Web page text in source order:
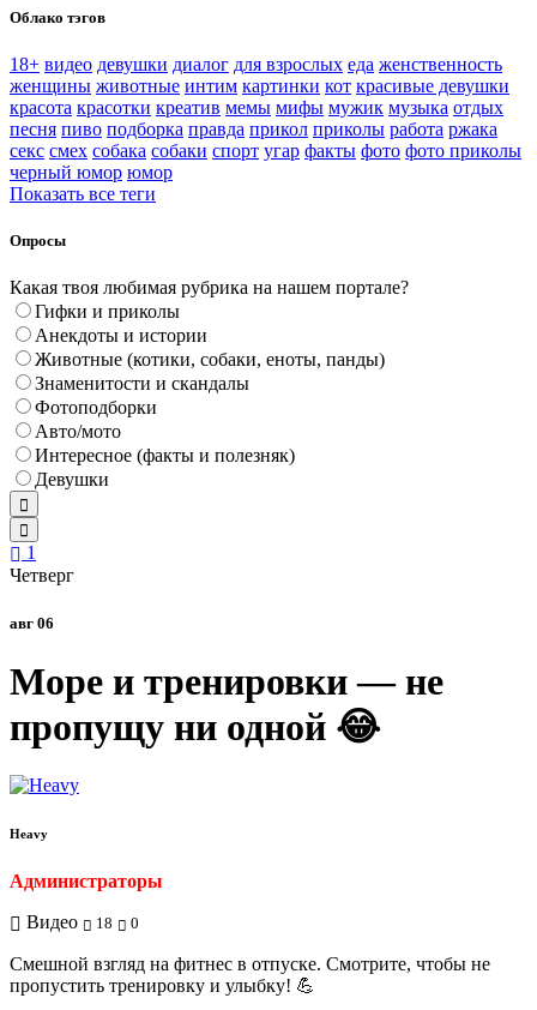
Облако тэгов
18+ видео девушки диалог для взрослых еда женственность
женщины животные интим картинки кот красивые девушки
красота красотки креатив мемы мифы мужик музыка отдых
песня пиво подборка правда прикол приколы работа ржака
секс смех собака собаки спорт угар факты фото фото приколы
черный юмор юмор
Показать все теги
Опросы
Какая твоя любимая рубрика на нашем портале?
Гифки и приколы
Анекдоты и истории
Животные (котики, собаки, еноты, панды)
Знаменитости и скандалы
Фотоподборки
Авто/мото
Интересное (факты и полезняк)
Девушки
1
Четверг
авг 06
Море и тренировки — не
пропущу ни одной 😂
Heavy
Администраторы
Видео
18 0
Смешной взгляд на фитнес в отпуске. Смотрите, чтобы не
пропустить тренировку и улыбку! 💪